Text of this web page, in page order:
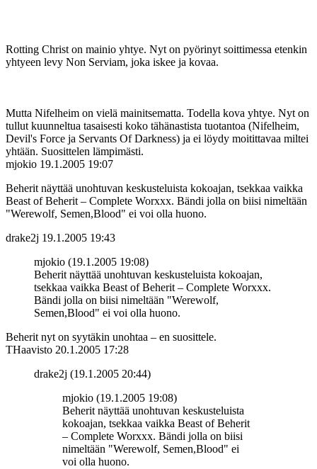
Rotting Christ on mainio yhtye. Nyt on pyörinyt soittimessa etenkin
yhtyeen levy Non Serviam, joka iskee ja kovaa.
Mutta Nifelheim on vielä mainitsematta. Todella kova yhtye. Nyt on
tullut kuunneltua tasaisesti koko tähänastista tuotantoa (Nifelheim,
Devil's Force ja Servants Of Darkness) ja ei löydy moitittavaa miltei
yhtään. Suosittelen lämpimästi.
mjokio 19.1.2005 19:07
Beherit näyttää unohtuvan keskusteluista kokoajan, tsekkaa vaikka
Beast of Beherit – Complete Worxxx. Bändi jolla on biisi nimeltään
"Werewolf, Semen,Blood" ei voi olla huono.
drake2j 19.1.2005 19:43
mjokio (19.1.2005 19:08)
Beherit näyttää unohtuvan keskusteluista kokoajan,
tsekkaa vaikka Beast of Beherit – Complete Worxxx.
Bändi jolla on biisi nimeltään "Werewolf,
Semen,Blood" ei voi olla huono.
Beherit nyt on syytäkin unohtaa – en suosittele.
THaavisto 20.1.2005 17:28
drake2j (19.1.2005 20:44)
mjokio (19.1.2005 19:08)
Beherit näyttää unohtuvan keskusteluista
kokoajan, tsekkaa vaikka Beast of Beherit
– Complete Worxxx. Bändi jolla on biisi
nimeltään "Werewolf, Semen,Blood" ei
voi olla huono.